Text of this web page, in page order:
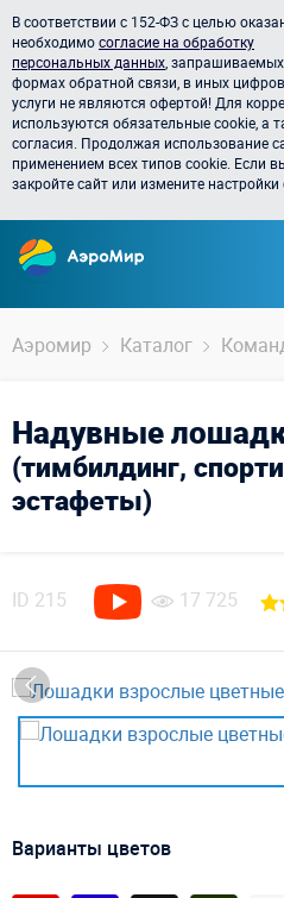
В соответствии с 152-ФЗ с целью
необходимосогласие на обработку
персональных данных ,
формах обратной связи, в иных
услуги не являются офертой! Для
используются обязательные cookie, а
согласия. Продолжая использование
применением всех типов cookie. Если
закройте сайт или измените настройки
Аэромир Каталог
Надувные
(тимбилдинг,
эстафеты)
ID 215 17 725
Варианты цветов